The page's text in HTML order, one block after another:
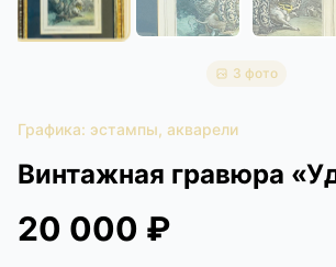
3 фото
Графика: эстампы, акварели
Винтажная гравюра
20 000 ₽